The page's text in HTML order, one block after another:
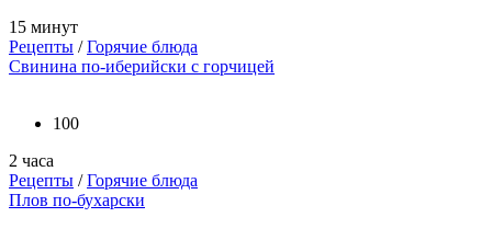
15 минут
Рецепты /Горячие блюда
Свинина по-иберийски с горчицей
100
2 часа
Рецепты /Горячие блюда
Плов по-бухарски